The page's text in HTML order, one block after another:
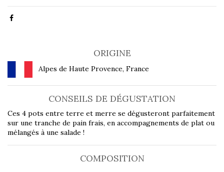
ORIGINE
Alpes de Haute Provence, France
CONSEILS DE DÉGUSTATION
Ces 4 pots entre terre et merre se dégusteront parfaitement
sur une tranche de pain frais, en accompagnements de plat ou
mélangés à une salade !
COMPOSITION